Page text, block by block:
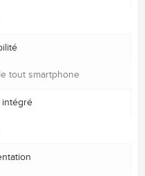
tout smartphone
intégré